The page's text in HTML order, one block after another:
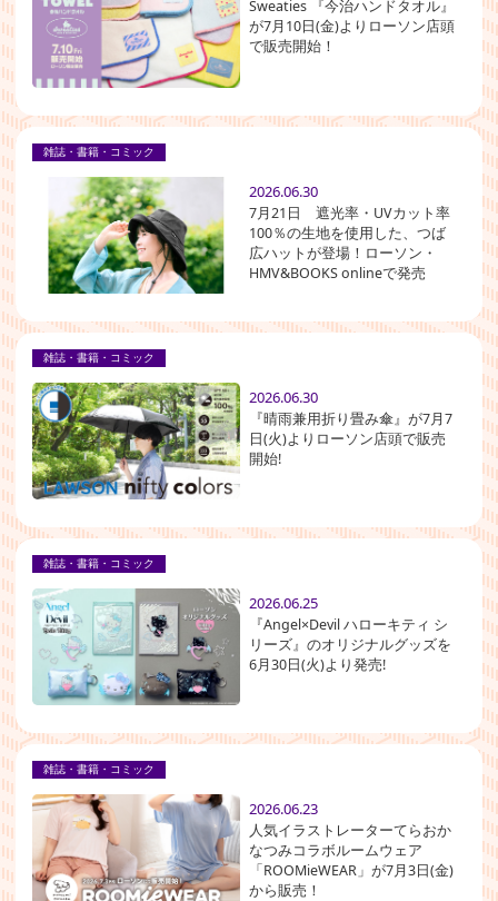
Sweaties 『今治ハンドタオル』
が7月10日(金)よりローソン店頭
で販売開始！
雑誌・書籍・コミック
2026.06.30
7月21日 遮光率・UVカット率
100％の生地を使用した、つば
広ハットが登場！ローソン・
HMV&BOOKS onlineで発売
雑誌・書籍・コミック
2026.06.30
『晴雨兼用折り畳み傘』が7月7
日(火)よりローソン店頭で販売
開始!
雑誌・書籍・コミック
2026.06.25
『Angel×Devil ハローキティ シ
リーズ』のオリジナルグッズを
6月30日(火)より発売!
雑誌・書籍・コミック
2026.06.23
人気イラストレーターてらおか
なつみコラボルームウェア
「ROOMieWEAR」が7月3日(金)
から販売！